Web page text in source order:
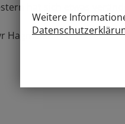
hat sich etwas
Hagmaier
Weitere